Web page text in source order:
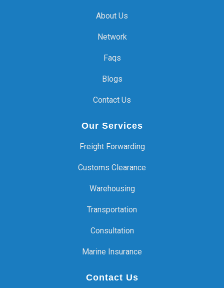
About Us
Network
Faqs
Blogs
Contact Us
Our Services
Freight Forwarding
Customs Clearance
Warehousing
Transportation
Consultation
Marine Insurance
Contact Us